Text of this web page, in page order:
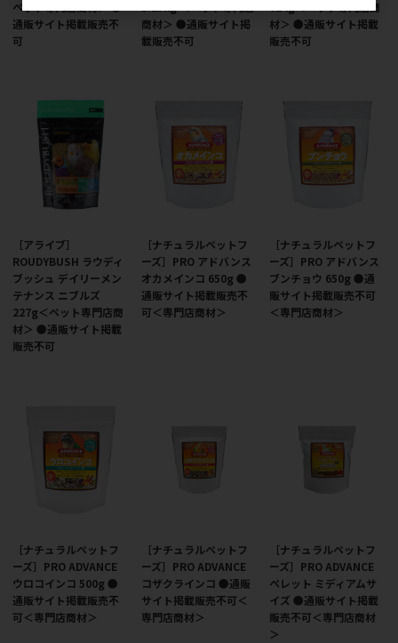
ペット専門店商材＞ ●
通販サイト掲載販売不
可
商材＞ ●通販サイト掲
載販売不可
624g＜ペット専門店商
材＞ ●通販サイト掲載
販売不可
［アライブ］
ROUDYBUSH ラウディ
ブッシュ デイリーメン
テナンス ニブルズ
227g＜ペット専門店商
材＞ ●通販サイト掲載
販売不可
［ナチュラルペットフ
ーズ］PRO アドバンス
オカメインコ 650g ●
通販サイト掲載販売不
可＜専門店商材＞
［ナチュラルペットフ
ーズ］PRO アドバンス
ブンチョウ 650g ●通
販サイト掲載販売不可
＜専門店商材＞
［ナチュラルペットフ
ーズ］PRO ADVANCE
ウロコインコ 500g ●
通販サイト掲載販売不
可＜専門店商材＞
［ナチュラルペットフ
ーズ］PRO ADVANCE
コザクラインコ ●通販
サイト掲載販売不可＜
専門店商材＞
［ナチュラルペットフ
ーズ］PRO ADVANCE
ペレット ミディアムサ
イズ ●通販サイト掲載
販売不可＜専門店商材
＞